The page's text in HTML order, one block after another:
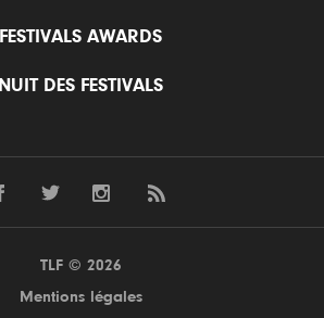
FESTIVALS AWARDS
NUIT DES FESTIVALS
TLF © 2026
Mentions légales